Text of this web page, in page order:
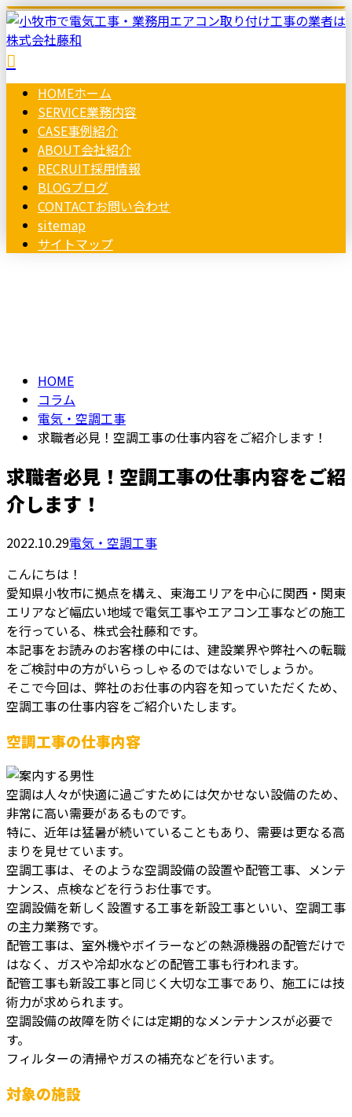
HOMEホーム
SERVICE業務内容
CASE事例紹介
ABOUT会社紹介
RECRUIT採用情報
BLOGブログ
CONTACTお問い合わせ
sitemap
サイトマップ
HOME
コラム
電気・空調工事
求職者必見！空調工事の仕事内容をご紹介します！
求職者必見！空調工事の仕事内容をご紹
介します！
2022.10.29電気・空調工事
こんにちは！
愛知県小牧市に拠点を構え、東海エリアを中心に関西・関東
エリアなど幅広い地域で電気工事やエアコン工事などの施工
を行っている、株式会社藤和です。
本記事をお読みのお客様の中には、建設業界や弊社への転職
をご検討中の方がいらっしゃるのではないでしょうか。
そこで今回は、弊社のお仕事の内容を知っていただくため、
空調工事の仕事内容をご紹介いたします。
空調工事の仕事内容
空調は人々が快適に過ごすためには欠かせない設備のため、
非常に高い需要があるものです。
特に、近年は猛暑が続いていることもあり、需要は更なる高
まりを見せています。
空調工事は、そのような空調設備の設置や配管工事、メンテ
ナンス、点検などを行うお仕事です。
空調設備を新しく設置する工事を新設工事といい、空調工事
の主力業務です。
配管工事は、室外機やボイラーなどの熱源機器の配管だけで
はなく、ガスや冷却水などの配管工事も行われます。
配管工事も新設工事と同じく大切な工事であり、施工には技
術力が求められます。
空調設備の故障を防ぐには定期的なメンテナンスが必要で
す。
フィルターの清掃やガスの補充などを行います。
対象の施設